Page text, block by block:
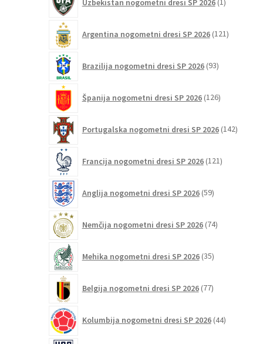
Uzbekistan nogometni dresi SP 2026 1izdelek
Argentina nogometni dresi SP 2026 121izdelkov
Brazilija nogometni dresi SP 2026 93izdelkov
Španija nogometni dresi SP 2026 126izdelkov
Portugalska nogometni dresi SP 2026 142
Francija nogometni dresi SP 2026 121izdelkov
Anglija nogometni dresi SP 2026 59izdelkov
Nemčija nogometni dresi SP 2026 74izdelkov
Mehika nogometni dresi SP 2026 35izdelkov
Belgija nogometni dresi SP 2026 77izdelkov
Kolumbija nogometni dresi SP 2026 44izdelkov